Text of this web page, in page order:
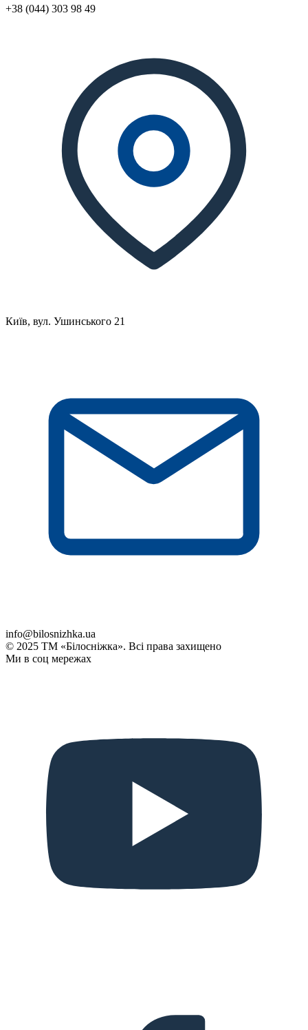
+38 (044) 303 98 49
Київ, вул. Ушинського 21
info@bilosnizhka.ua
© 2025 ТМ «Білосніжка». Всі права захищено
Ми в соц мережах